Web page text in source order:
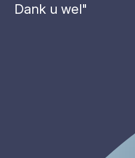
Dank u wel"